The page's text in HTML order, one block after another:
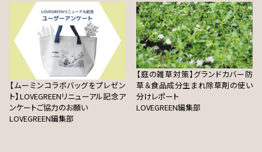
【ムーミンコラボバッグをプレゼン
ト】LOVEGREENリニューアル記念ア
ンケートご協力のお願い
LOVEGREEN編集部
【庭の雑草対策】グランドカバー防
草＆食品成分生まれ除草剤の使い
分けレポート
LOVEGREEN編集部